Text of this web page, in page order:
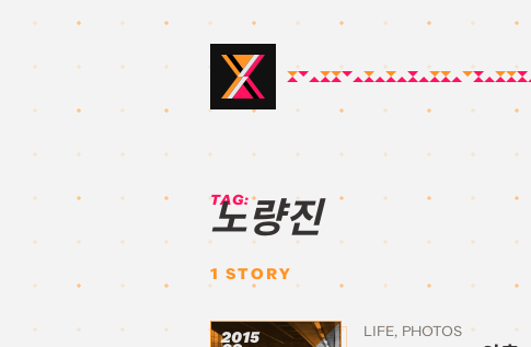
TAG:
노량진
1 STORY
2015 LIFE PHOTOS